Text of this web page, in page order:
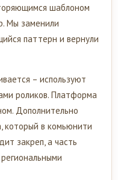
шаблоном
Мы заменили
паттерн и вернули
– используют
роликов. Платформа
Дополнительно
который в комьюнити
закреп, а часть